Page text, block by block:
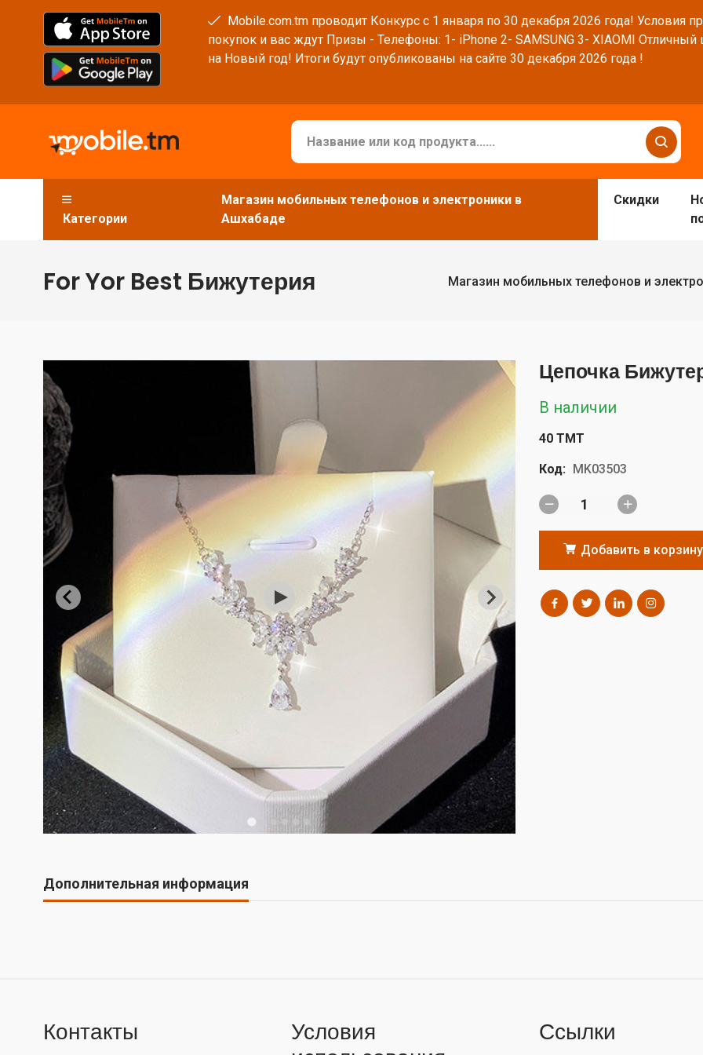
Mobile.com.tm проводит Конкурс с 1 января по 30 декабря 2026 года! Условия
покупок и вас ждут Призы - Телефоны: 1- iPhone 2- SAMSUNG 3- XIAOMI
на Новый год! Итоги будут опубликованы на сайте 30 декабря 2026 года !
Категории
Магазин мобильных телефонов и электроники в
Ашхабаде
Скидки
For Yor Best Бижутерия Магазин мобильных телефонов и
Цепочка
В наличии
40 TMT
Код: MK03503
Добавить в корзину
Дополнительная информация
Контакты
Условия
Ссылки